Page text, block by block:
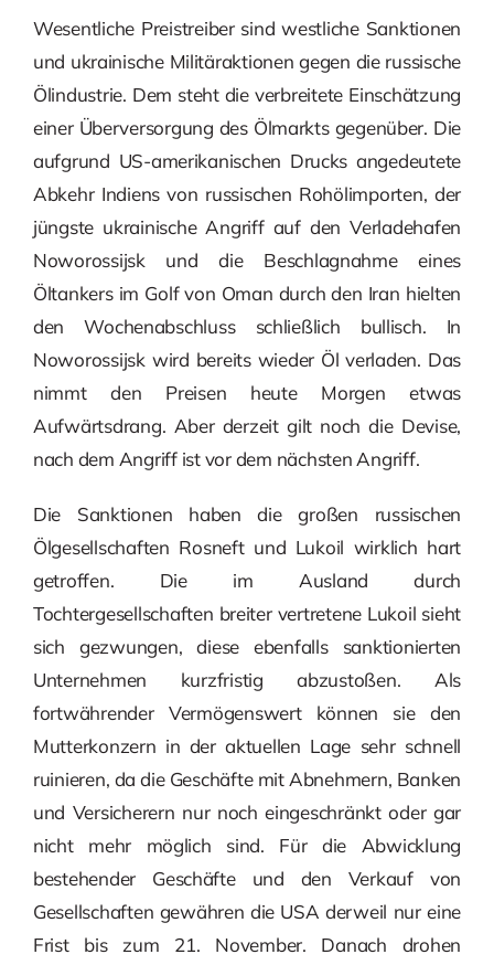
Wesentliche Preistreiber sind westliche Sanktionen
und ukrainische Militäraktionen gegen die russische
Ölindustrie. Dem steht die verbreitete Einschätzung
einer Überversorgung des Ölmarkts gegenüber. Die
aufgrund US-amerikanischen Drucks angedeutete
Abkehr Indiens von russischen Rohölimporten, der
jüngste ukrainische Angriff auf den Verladehafen
Noworossijsk und die Beschlagnahme eines
Öltankers im Golf von Oman durch den Iran hielten
den Wochenabschluss schließlich bullisch. In
Noworossijsk wird bereits wieder Öl verladen. Das
nimmt den Preisen heute Morgen etwas
Aufwärtsdrang. Aber derzeit gilt noch die Devise,
nach dem Angriff ist vor dem nächsten Angriff.
Die Sanktionen haben die großen russischen
Ölgesellschaften Rosneft und Lukoil wirklich hart
getroffen. Die im Ausland durch
Tochtergesellschaften breiter vertretene Lukoil sieht
sich gezwungen, diese ebenfalls sanktionierten
Unternehmen kurzfristig abzustoßen. Als
fortwährender Vermögenswert können sie den
Mutterkonzern in der aktuellen Lage sehr schnell
ruinieren, da die Geschäfte mit Abnehmern, Banken
und Versicherern nur noch eingeschränkt oder gar
nicht mehr möglich sind. Für die Abwicklung
bestehender Geschäfte und den Verkauf von
Gesellschaften gewähren die USA derweil nur eine
Frist bis zum 21. November. Danach drohen